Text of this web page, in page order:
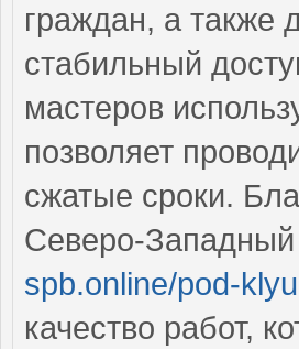
граждан, а также
стабильный
мастеров
позволяет
сжатые сроки.
Северо-
spb.online/pod-
качество работ,